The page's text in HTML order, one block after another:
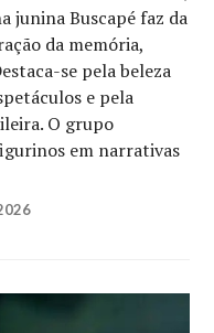
junina Buscapé faz da
da memória,
se pela beleza
e pela
O grupo
em narrativas
a quadrilha junina